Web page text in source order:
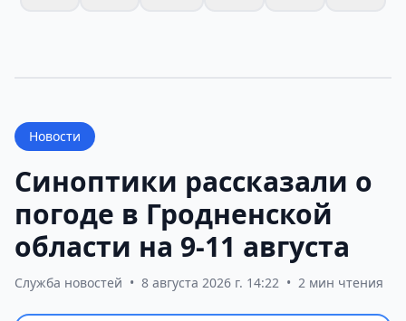
Новости
Синоптики рассказали о
погоде в Гродненской
области на 9-11 августа
Служба новостей • 8 августа 2026 г. 14:22 • 2 мин чтения